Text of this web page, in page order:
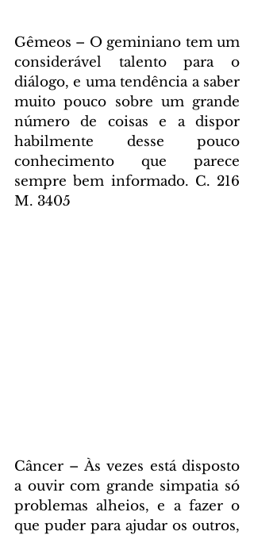
Gêmeos – O geminiano tem um
considerável talento para o
diálogo, e uma tendência a saber
muito pouco sobre um grande
número de coisas e a dispor
habilmente desse pouco
conhecimento que parece
sempre bem informado. C. 216
M. 3405
Câncer – Às vezes está disposto
a ouvir com grande simpatia só
problemas alheios, e a fazer o
que puder para ajudar os outros,